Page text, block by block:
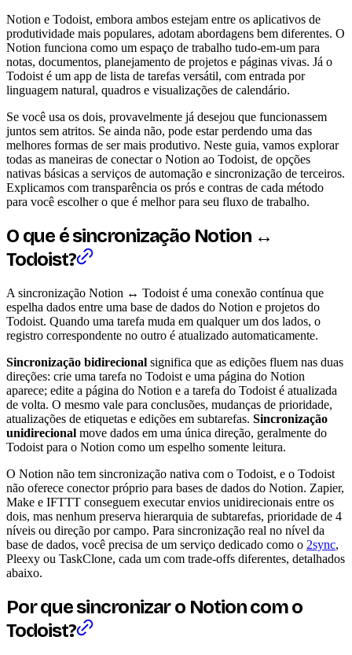
Notion e Todoist, embora ambos estejam entre os aplicativos de
produtividade mais populares, adotam abordagens bem diferentes. O
Notion funciona como um espaço de trabalho tudo-em-um para
notas, documentos, planejamento de projetos e páginas vivas. Já o
Todoist é um app de lista de tarefas versátil, com entrada por
linguagem natural, quadros e visualizações de calendário.
Se você usa os dois, provavelmente já desejou que funcionassem
juntos sem atritos. Se ainda não, pode estar perdendo uma das
melhores formas de ser mais produtivo. Neste guia, vamos explorar
todas as maneiras de conectar o Notion ao Todoist, de opções
nativas básicas a serviços de automação e sincronização de terceiros.
Explicamos com transparência os prós e contras de cada método
para você escolher o que é melhor para seu fluxo de trabalho.
O que é sincronização Notion ↔
Todoist?
A sincronização Notion ↔ Todoist é uma conexão contínua que
espelha dados entre uma base de dados do Notion e projetos do
Todoist. Quando uma tarefa muda em qualquer um dos lados, o
registro correspondente no outro é atualizado automaticamente.
Sincronização bidirecional significa que as edições fluem nas duas
direções: crie uma tarefa no Todoist e uma página do Notion
aparece; edite a página do Notion e a tarefa do Todoist é atualizada
de volta. O mesmo vale para conclusões, mudanças de prioridade,
atualizações de etiquetas e edições em subtarefas. Sincronização
unidirecional move dados em uma única direção, geralmente do
Todoist para o Notion como um espelho somente leitura.
O Notion não tem sincronização nativa com o Todoist, e o Todoist
não oferece conector próprio para bases de dados do Notion. Zapier,
Make e IFTTT conseguem executar envios unidirecionais entre os
dois, mas nenhum preserva hierarquia de subtarefas, prioridade de 4
níveis ou direção por campo. Para sincronização real no nível da
base de dados, você precisa de um serviço dedicado como o 2sync,
Pleexy ou TaskClone, cada um com trade-offs diferentes, detalhados
abaixo.
Por que sincronizar o Notion com o
Todoist?